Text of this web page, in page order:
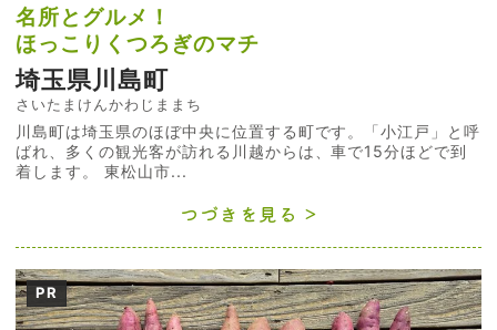
名所とグルメ！
ほっこりくつろぎのマチ
埼玉県川島町
さいたまけんかわじままち
川島町は埼玉県のほぼ中央に位置する町です。「小江戸」と呼
ばれ、多くの観光客が訪れる川越からは、車で15分ほどで到
着します。 東松山市...
つづきを見る
PR